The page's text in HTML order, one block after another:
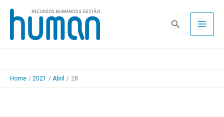
Skip
content
Pesquisa
Home 2021 Abril 28